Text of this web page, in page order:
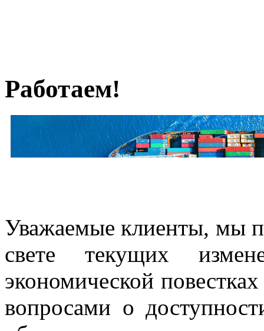
Работаем!
Уважаемые клиенты, мы
свете текущих
экономической
вопросами о